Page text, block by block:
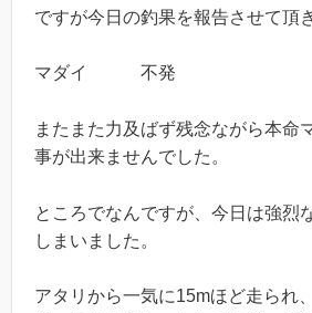
ですが今日の釣果を報告させて頂
マダイ 不発
またまた力及ばず残念ながら本命
事が出来ませんでした。
ところでなんですが、今日は強烈
しまいました。
アタリから一気に15mほど走られ